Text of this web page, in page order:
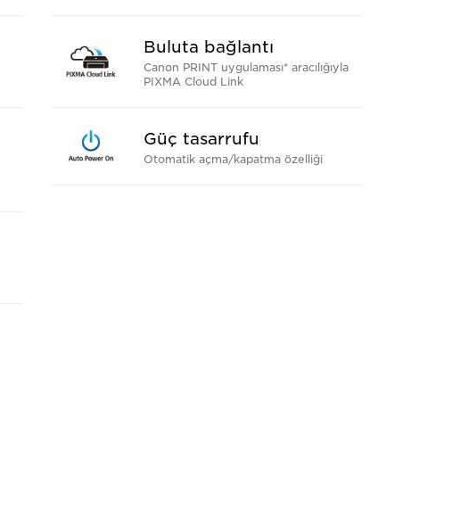
Buluta bağlantı
Canon PRINT uygulaması* aracılığıyla
PIXMA Cloud Link
Güç tasarrufu
Otomatik açma/kapatma özelliği